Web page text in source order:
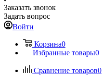
Заказать звонок
Задать вопрос
Войти
Корзина0
Избранные товары0
Сравнение товаров0